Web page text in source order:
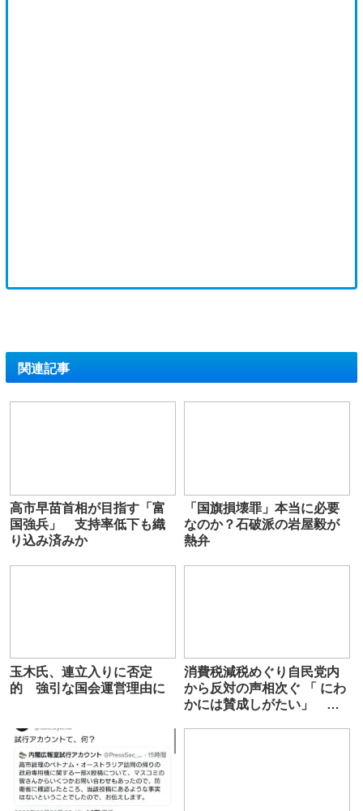
関連記事
高市早苗首相が目指す「富
国強兵」 支持率低下も織
り込み済みか
「国旗損壊罪」本当に必要
なのか？石破派の岩屋毅が
熱弁
玉木氏、連立入りに否定
的 強引な国会運営理由に
消費税減税めぐり自民党内
から反対の声相次ぐ 「 にわ
かには賛成しがたい」 紛